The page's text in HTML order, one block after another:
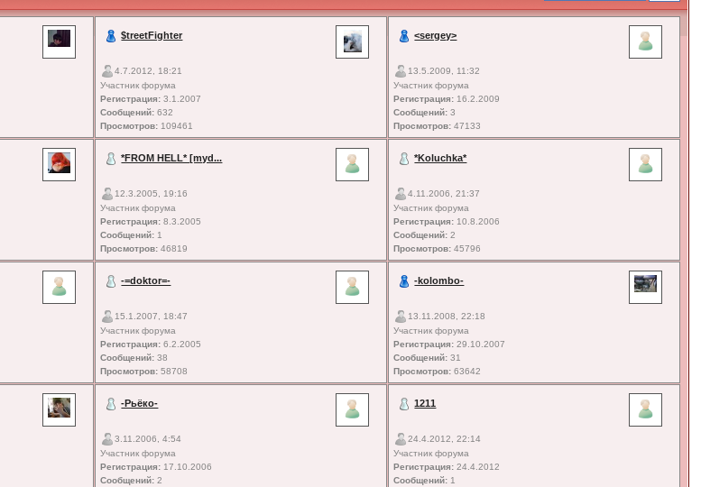
$treetFighter
4.7.2012, 18:21
Участник форума
Регистрация: 3.1.2007
Сообщений: 632
Просмотров: 109461
<sergey>
13.5.2009, 11:32
Участник форума
Регистрация: 16.2.2009
Сообщений: 3
Просмотров: 47133
*FROM HELL* [myd...
12.3.2005, 19:16
Участник форума
Регистрация: 8.3.2005
Сообщений: 1
Просмотров: 46819
*Koluchka*
4.11.2006, 21:37
Участник форума
Регистрация: 10.8.2006
Сообщений: 2
Просмотров: 45796
-=doktor=-
15.1.2007, 18:47
Участник форума
Регистрация: 6.2.2005
Сообщений: 38
Просмотров: 58708
-kolombo-
13.11.2008, 22:18
Участник форума
Регистрация: 29.10.2007
Сообщений: 31
Просмотров: 63642
-Рьёко-
3.11.2006, 4:54
Участник форума
Регистрация: 17.10.2006
Сообщений: 2
1211
24.4.2012, 22:14
Участник форума
Регистрация: 24.4.2012
Сообщений: 1